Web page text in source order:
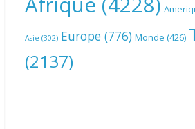
Asie (302) Europe (776) Monde (426)
(2137)